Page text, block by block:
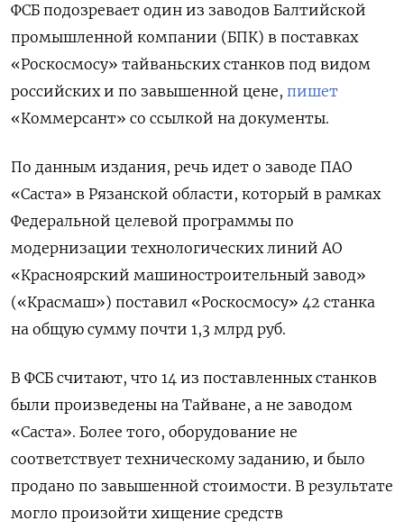
ФСБ подозревает один из заводов Балтийской
промышленной компании (БПК) в поставках
«Роскосмосу» тайваньских станков под видом
российских и по завышенной цене, пишет
«Коммерсант» со ссылкой на документы.
По данным издания, речь идет о заводе ПАО
«Саста» в Рязанской области, который в рамках
Федеральной целевой программы по
модернизации технологических линий АО
«Красноярский машиностроительный завод»
(«Красмаш») поставил «Роскосмосу» 42 станка
на общую сумму почти 1,3 млрд руб.
В ФСБ считают, что 14 из поставленных станков
были произведены на Тайване, а не заводом
«Саста». Более того, оборудование не
соответствует техническому заданию, и было
продано по завышенной стоимости. В результате
могло произойти хищение средств